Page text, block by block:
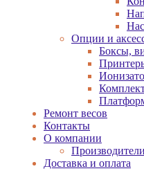
Опции и
Боксы,
Ремонт весов
Контакты
О компании
Производители
Доставка и оплата